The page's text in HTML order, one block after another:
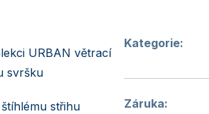
URBAN větrací
svršku
střihu
Kategorie:
Záruka: